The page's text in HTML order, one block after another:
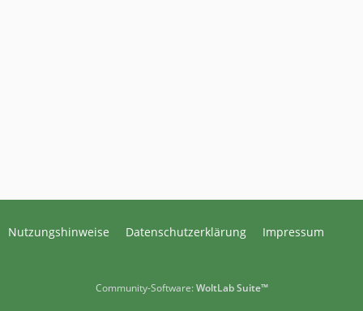
Nutzungshinweise Datenschutzerklärung Impressum
Community-Software:WoltLab Suite™